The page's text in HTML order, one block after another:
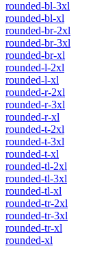
rounded-bl-3xl
rounded-bl-xl
rounded-br-2xl
rounded-br-3xl
rounded-br-xl
rounded-l-2xl
rounded-l-xl
rounded-r-2xl
rounded-r-3xl
rounded-r-xl
rounded-t-2xl
rounded-t-3xl
rounded-t-xl
rounded-tl-2xl
rounded-tl-3xl
rounded-tl-xl
rounded-tr-2xl
rounded-tr-3xl
rounded-tr-xl
rounded-xl